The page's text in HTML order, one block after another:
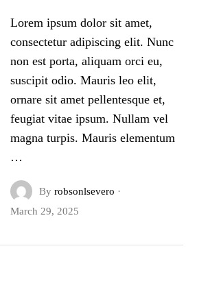
Lorem ipsum dolor sit amet,
consectetur adipiscing elit. Nunc
non est porta, aliquam orci eu,
suscipit odio. Mauris leo elit,
ornare sit amet pellentesque et,
feugiat vitae ipsum. Nullam vel
magna turpis. Mauris elementum
…
By robsonlsevero ·
March 29, 2025